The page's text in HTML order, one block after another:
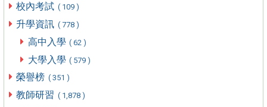
校內考試 ( 109 )
升學資訊 ( 778 )
高中入學 ( 62 )
大學入學 ( 579 )
榮譽榜 ( 351 )
教師研習 ( 1,878 )